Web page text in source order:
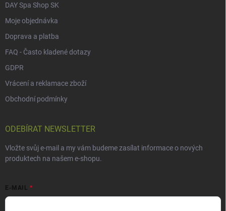
DAY Spa Shop SK
Moje objednávka
Doprava a platba
FAQ - Často kladené dotazy
GDPR
Vrácení a reklamace zboží
Obchodní podmínky
ODEBÍRAT NEWSLETTER
Vložte svůj e-mail a my vám budeme zasílat informace o nových
produktech na našem e-shopu.
E-MAIL